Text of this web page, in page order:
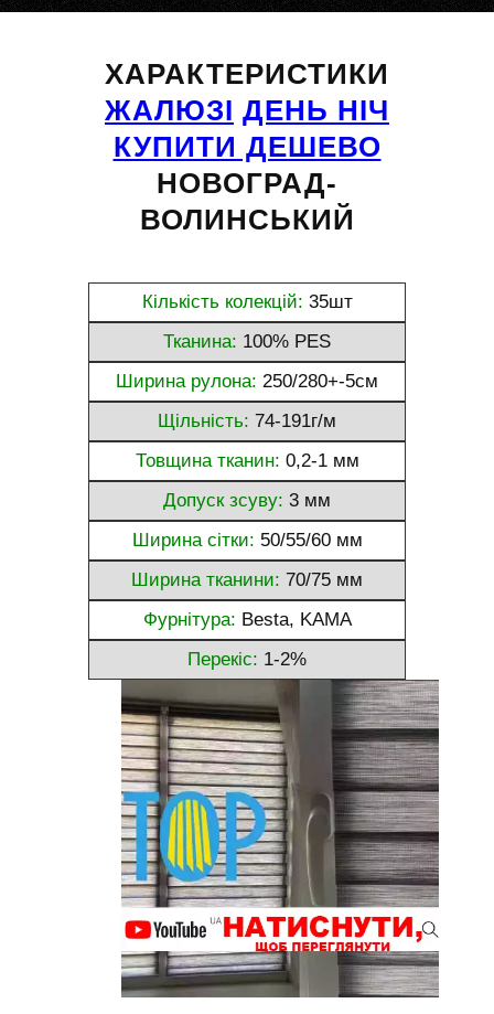
ХАРАКТЕРИСТИКИ
ЖАЛЮЗІ ДЕНЬ НІЧ
КУПИТИ ДЕШЕВО
НОВОГРАД-
ВОЛИНСЬКИЙ
Кількість колекцій: 35шт
Тканина: 100% PES
Ширина рулона: 250/280+-5см
Щільність: 74-191г/м
Товщина тканин: 0,2-1 мм
Допуск зсуву: 3 мм
Ширина сітки: 50/55/60 мм
Ширина тканини: 70/75 мм
Фурнітура: Besta, KAMA
Перекіс: 1-2%